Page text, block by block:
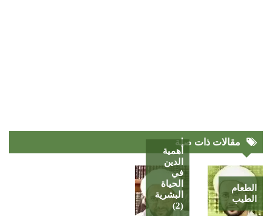
مقالات ذات صلة
الطعام
الطيب
أهمية
الدين
في
الحياة
البشرية
(2)